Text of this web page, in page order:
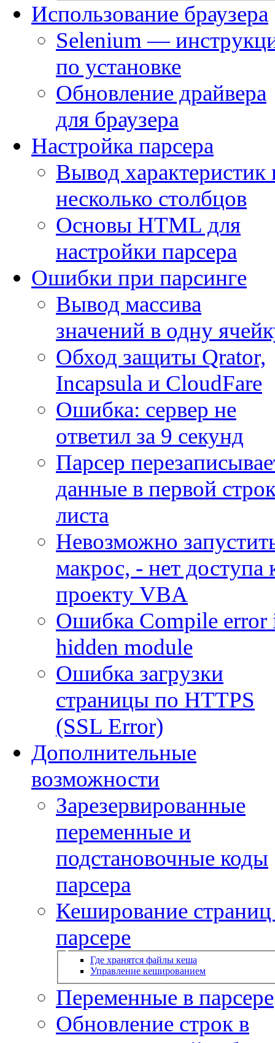
Использование браузера
Selenium —
по установке
Обновление драйвера
для браузера
Настройка парсера
Вывод характеристик
несколько столбцов
Основы HTML для
настройки парсера
Ошибки при парсинге
Вывод массива
значений в одну
Обход защиты Qrator,
Incapsula и CloudFare
Ошибка: сервер не
ответил за 9 секунд
Парсер
данные в первой
листа
Невозможно
макрос, - нет доступа
проекту VBA
Ошибка Compile error
hidden module
Ошибка загрузки
страницы по HTTPS
(SSL Error)
Дополнительные
возможности
Зарезервированные
переменные и
подстановочные коды
парсера
Кеширование страниц
парсере
Где хранятся файлы кеша
Управление кешированием
Переменные в парсере
Обновление строк в